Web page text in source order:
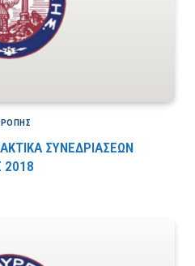
ΣΥΝΕΔΡΙΑΣΕΩΝ
2018